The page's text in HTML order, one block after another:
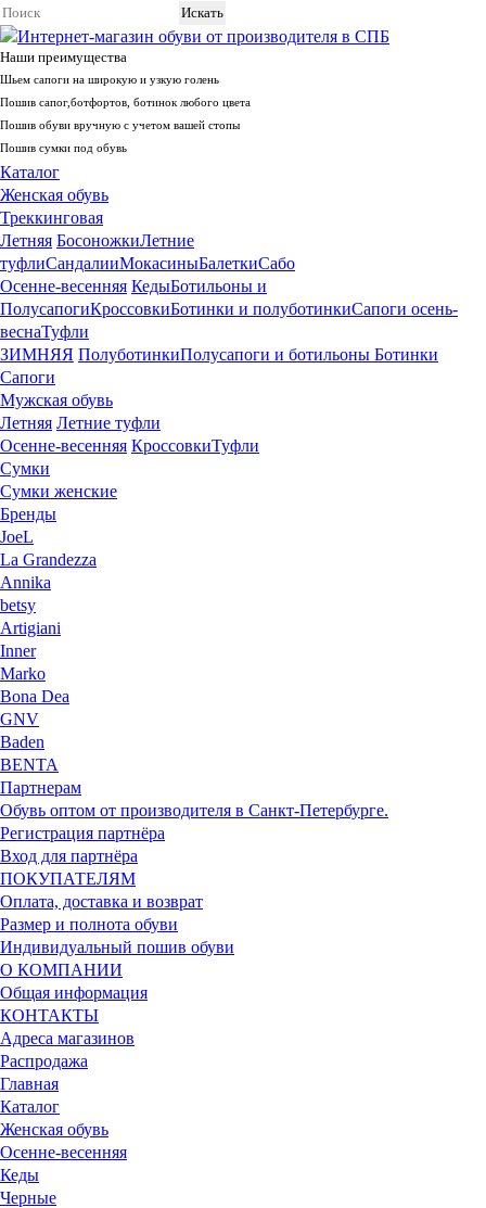
Интернет-магазин обуви от производителя в СПБ
Наши преимущества
Шьем сапоги на широкую и узкую голень
Пошив сапог,ботфортов, ботинок любого цвета
Пошив обуви вручную с учетом вашей стопы
Пошив сумки под обувь
Whatsapp+79675719880
Служба поддержки
Санкт-Петербург
+7 (812) 981-56-99
Каталог
Женская обувь
Треккинговая
Летняя БосоножкиЛетние
туфлиСандалииМокасиныБалеткиСабо
Осенне-весенняя КедыБотильоны и
ПолусапогиКроссовкиБотинки и полуботинкиСапоги осень-
веснаТуфли
ЗИМНЯЯ ПолуботинкиПолусапоги и ботильоны Ботинки
Сапоги
Мужская обувь
Летняя Летние туфли
Осенне-весенняя КроссовкиТуфли
Сумки
Сумки женские
Бренды
JoeL
La Grandezza
Annika
betsy
Artigiani
Inner
Marko
Bona Dea
GNV
Baden
BENTA
Партнерам
Обувь оптом от производителя в Санкт-Петербурге.
Регистрация партнёра
Вход для партнёра
ПОКУПАТЕЛЯМ
Оплата, доставка и возврат
Размер и полнота обуви
Индивидуальный пошив обуви
О КОМПАНИИ
Общая информация
КОНТАКТЫ
Адреса магазинов
Распродажа
Главная
Каталог
Женская обувь
Осенне-весенняя
Кеды
Черные